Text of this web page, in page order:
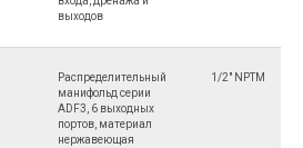
выходов
Распределительный
манифольд серии
ADF3, 6 выходных
портов, материал
нержавеющая
1/2" NPTM